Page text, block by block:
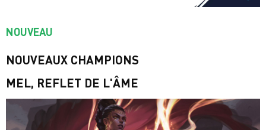
NOUVEAU
NOUVEAUX CHAMPIONS
MEL, REFLET DE L'ÂME